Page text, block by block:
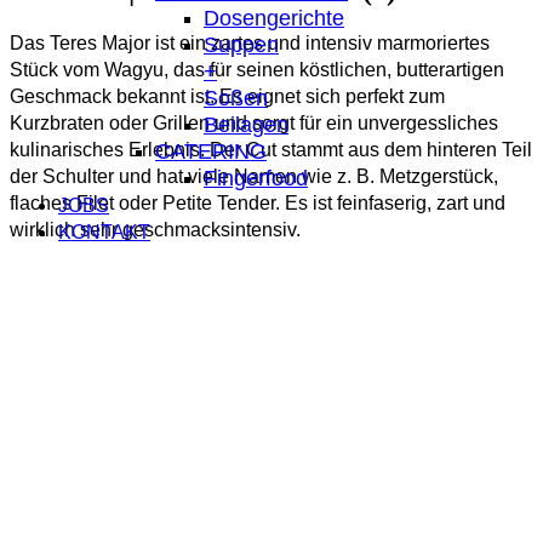
Dosengerichte
Suppen
+
Soßen
Beilagen
CATERING
Fingerfood
JOBS
KONTAKT
Das Teres Major ist ein zartes und intensiv marmoriertes
Stück vom Wagyu, das für seinen köstlichen, butterartigen
Geschmack bekannt ist. Es eignet sich perfekt zum
Kurzbraten oder Grillen und sorgt für ein unvergessliches
kulinarisches Erlebnis. Der Cut stammt aus dem hinteren Teil
der Schulter und hat viele Namen wie z. B. Metzgerstück,
flaches Filet oder Petite Tender. Es ist feinfaserig, zart und
wirklich sehr geschmacksintensiv.